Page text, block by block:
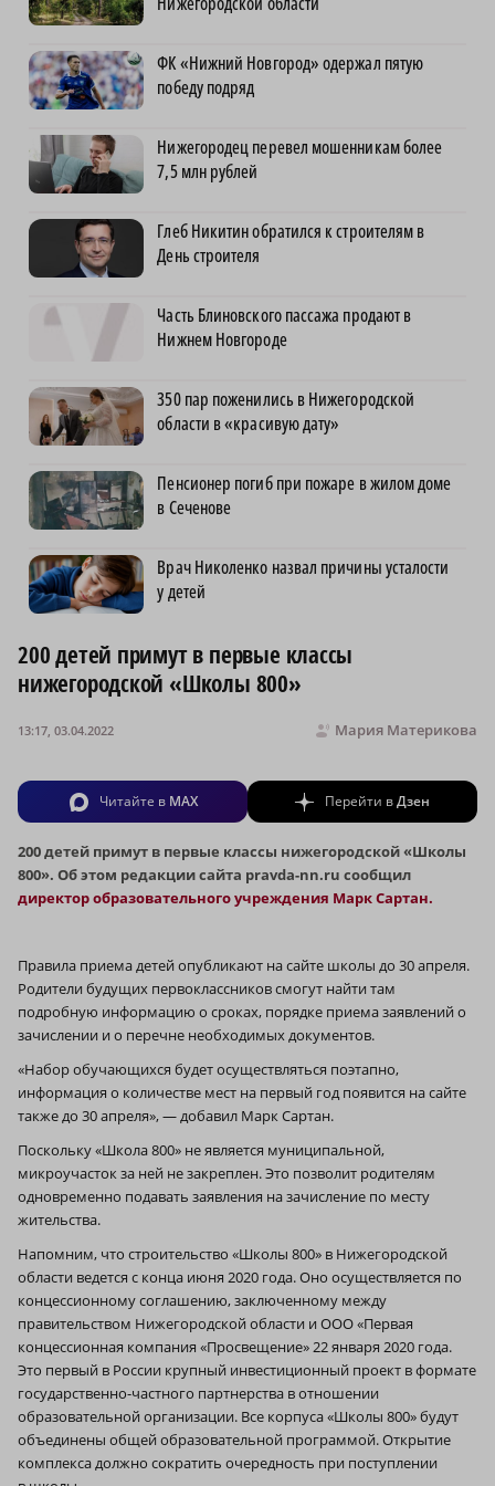
ФК «Нижний Новгород» одержал пятую
победу подряд
Нижегородец перевел мошенникам более
7,5 млн рублей
Глеб Никитин обратился к строителям в
День строителя
Часть Блиновского пассажа продают в
Нижнем Новгороде
350 пар поженились в Нижегородской
области в «красивую дату»
Пенсионер погиб при пожаре в жилом доме
в Сеченове
Врач Николенко назвал причины усталости
у детей
200 детей примут в первые классы
нижегородской «Школы 800»
Мария Материкова
13:17, 03.04.2022
Читайте в MAX Перейти вДзен
200 детей примут в первые классы нижегородской «Школы
800». Об этом редакции сайта pravda-nn.ru сообщил
директор образовательного учреждения Марк Сартан.
Правила приема детей опубликают на сайте школы до 30 апреля.
Родители будущих первоклассников смогут найти там
подробную информацию о сроках, порядке приема заявлений о
зачислении и о перечне необходимых документов.
«Набор обучающихся будет осуществляться поэтапно,
информация о количестве мест на первый год появится на сайте
также до 30 апреля», — добавил Марк Сартан.
Поскольку «Школа 800» не является муниципальной,
микроучасток за ней не закреплен. Это позволит родителям
одновременно подавать заявления на зачисление по месту
жительства.
Напомним, что строительство «Школы 800» в Нижегородской
области ведется с конца июня 2020 года. Оно осуществляется по
концессионному соглашению, заключенному между
правительством Нижегородской области и ООО «Первая
концессионная компания «Просвещение» 22 января 2020 года.
Это первый в России крупный инвестиционный проект в формате
государственно-частного партнерства в отношении
образовательной организации. Все корпуса «Школы 800» будут
объединены общей образовательной программой. Открытие
комплекса должно сократить очередность при поступлении